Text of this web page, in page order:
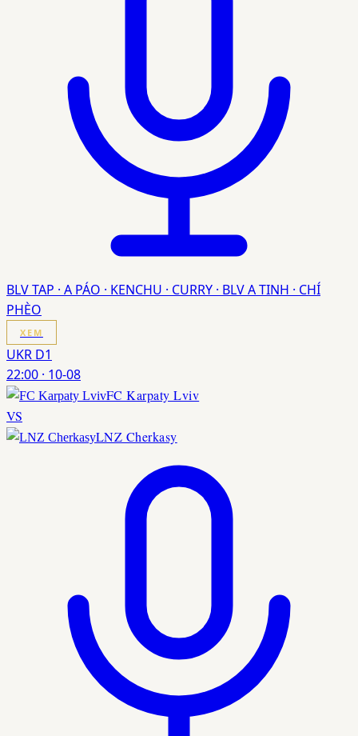
BLV TAP · A PÁO · KENCHU · CURRY · BLV A TINH · CHÍ
PHÈO
XEM
UKR D1
22:00 · 10-08
FC Karpaty Lviv
VS
LNZ Cherkasy